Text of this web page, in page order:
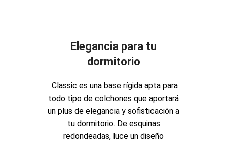
Elegancia para tu
dormitorio
Classic es una base rígida apta para
todo tipo de colchones que aportará
un plus de elegancia y sofisticación a
tu dormitorio. De esquinas
redondeadas, luce un diseño